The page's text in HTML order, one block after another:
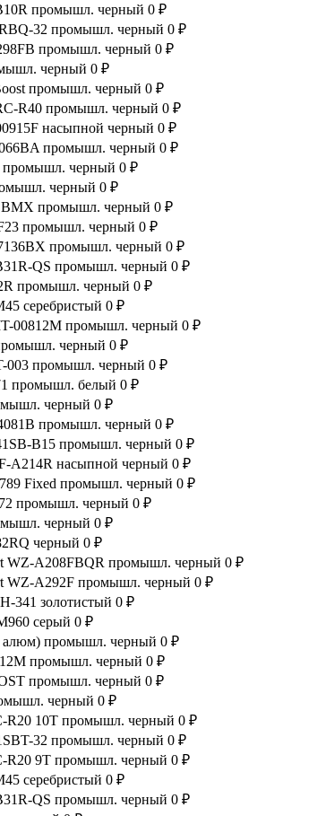
промышл. черный 0 ₽
RBQ-32 промышл. черный 0 ₽
промышл. черный 0 ₽
черный 0 ₽
промышл. черный 0 ₽
R40 промышл. черный 0 ₽
насыпной черный 0 ₽
промышл. черный 0 ₽
промышл. черный 0 ₽
черный 0 ₽
BMX промышл. черный 0 ₽
промышл. черный 0 ₽
промышл. черный 0 ₽
QS промышл. черный 0 ₽
промышл. черный 0 ₽
серебристый 0 ₽
00812M промышл. черный 0 ₽
черный 0 ₽
003 промышл. черный 0 ₽
промышл. белый 0 ₽
черный 0 ₽
промышл. черный 0 ₽
B15 промышл. черный 0 ₽
A214R насыпной черный 0 ₽
Fixed промышл. черный 0 ₽
72 промышл. черный 0 ₽
черный 0 ₽
черный 0 ₽
WZ-A208FBQR промышл. черный 0 ₽
WZ-A292F промышл. черный 0 ₽
341 золотистый 0 ₽
серый 0 ₽
алюм) промышл. черный 0 ₽
промышл. черный 0 ₽
промышл. черный 0 ₽
черный 0 ₽
R20 10T промышл. черный 0 ₽
32 промышл. черный 0 ₽
R20 9T промышл. черный 0 ₽
серебристый 0 ₽
QS промышл. черный 0 ₽